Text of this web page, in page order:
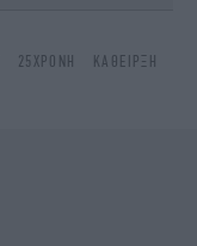
25ΧΡΟΝΗ
ΚΆΘΕΙΡΞΗ